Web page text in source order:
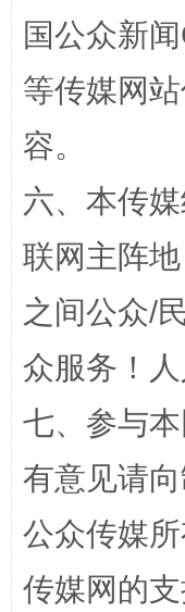
招工难、
网上购药
这是一
国公众新
等传媒网
容。
六、本传
联网主阵
之间公众/
众服务！人
七、参与
有意见请
公众传媒
传媒网的